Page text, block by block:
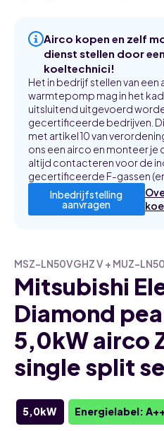
Airco kopen en zelf
dienst stellen door
koeltechnici!
Het in bedrijf stellen van
warmtepomp mag in het
uitsluitend uitgevoerd
gecertificeerde bedrijven.
met artikel 10 van
ons een airco en monteer je
altijd contacteren voor de
gecertificeerde F-gassen
Inbedrijfstelling
aanvragen
MSZ-LN50VGHZ V + MUZ-
Mitsubishi
Diamond
5,0kW airco
single split
5,0kW Energielabel: A++